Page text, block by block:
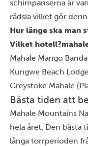
schimpanserna är
rädsla vilket gör
Hur länge ska man
Vilket
Mahale Mango
Kungwe Beach
Greystoke Mahale
Bästa tiden att
Mahale Mountains
hela året. Den bästa
långa torrperioden